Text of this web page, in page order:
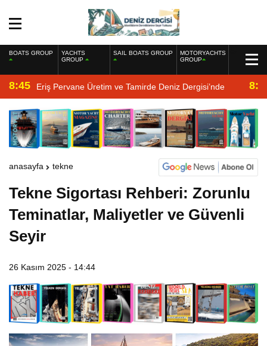
BOATS GROUP
YACHTS
GROUP
SAIL BOATS GROUP
MOTORYACHTS
GROUP
8:45 Eriş Pervane Üretim ve Tamirde Deniz Dergisi’nde
anasayfa tekne
Tekne Sigortası Rehberi: Zorunlu
Teminatlar, Maliyetler ve Güvenli
Seyir
26 Kasım 2025 - 14:44